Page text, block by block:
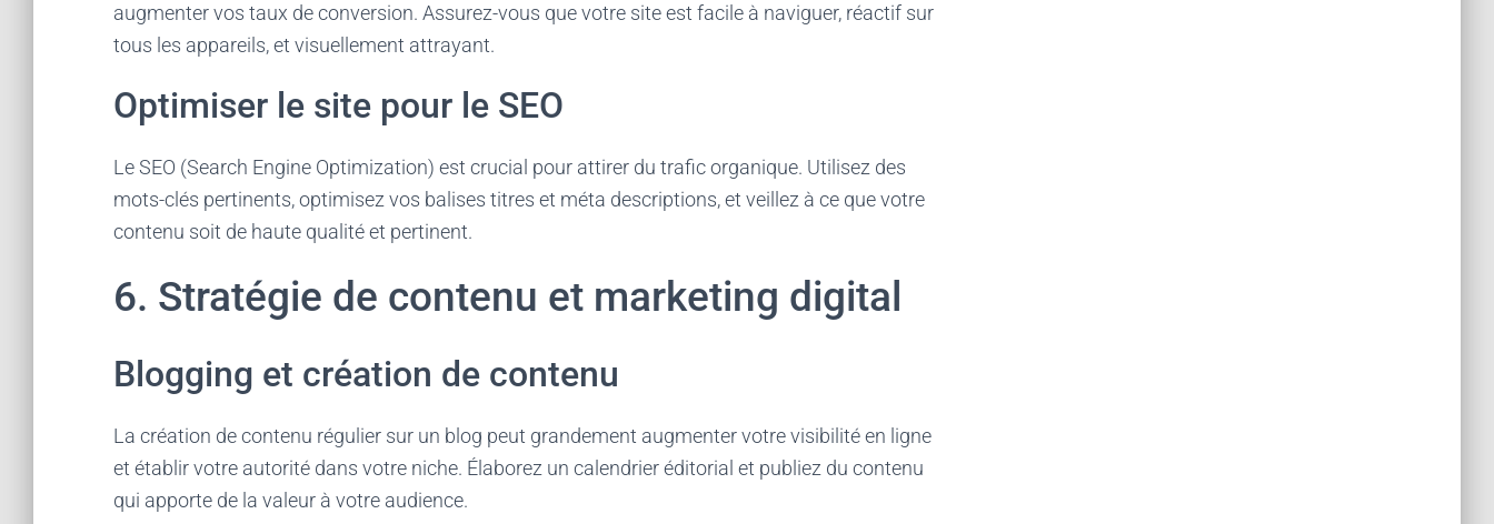
augmenter vos taux de conversion. Assurez-vous que votre site est facile à naviguer, réactif sur
tous les appareils, et visuellement attrayant.
Optimiser le site pour le SEO
Le SEO (Search Engine Optimization) est crucial pour attirer du trafic organique. Utilisez des
mots-clés pertinents, optimisez vos balises titres et méta descriptions, et veillez à ce que votre
contenu soit de haute qualité et pertinent.
6. Stratégie de contenu et marketing digital
Blogging et création de contenu
La création de contenu régulier sur un blog peut grandement augmenter votre visibilité en ligne
et établir votre autorité dans votre niche. Élaborez un calendrier éditorial et publiez du contenu
qui apporte de la valeur à votre audience.